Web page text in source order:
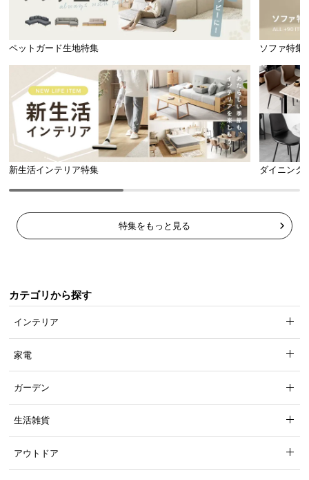
背面化粧仕上げ
ラックの背面にも化粧を施していま
す。壁つけ以外の置き方でも綺麗に
見せられるので、オシャレにレイア
デスクを組み合わせて連結も可能
アイデア次第で様々なセッティングが可能！ラック
の左右半分に天板を乗せることで簡単に連結できま
す。
ペットガード生地特集 ソファ特集
新生活インテリア特集 ダイニング
特集をもっと見る
カテゴリから探す
インテリア
家電
ガーデン
生活雑貨
アウトドア